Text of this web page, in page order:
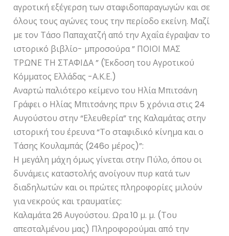
αγροτική εξέγερση των σταφιδοπαραγωγών και σε
όλους τους αγώνες τους την περίοδο εκείνη. Μαζί
με τον Τάσο Παπαχατζή από την Αχαΐα έγραψαν το
ιστορικό βιβλίο- μπροσούρα ” ΠΟΙΟΙ ΜΑΣ
ΤΡΩΝΕ ΤΗ ΣΤΑΦΙΔΑ ” (Έκδοση του Αγροτικού
Κόμματος Ελλάδας -Α.Κ.Ε.)
Αναρτώ παλιότερο κείμενο του Ηλία Μπιτσάνη
Γράφει ο Ηλίας Μπιτσάνης πριν 5 χρόνια στις 24
Αυγούστου στην “Ελευθερία” της Καλαμάτας στην
ιστορική του έρευνα “Το σταφιδικό κίνημα και ο
Τάσης Κουλαμπάς (246ο μέρος)”:
Η μεγάλη μάχη όμως γίνεται στην Πύλο, όπου οι
δυνάμεις καταστολής ανοίγουν πυρ κατά των
διαδηλωτών και οι πρώτες πληροφορίες μιλούν
για νεκρούς και τραυματίες:
Καλαμάτα 26 Αυγούστου. Ωρα 10 μ. μ. (Του
απεσταλμένου μας) Πληροφορούμαι από την